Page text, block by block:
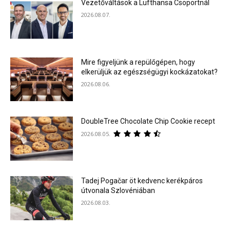
Vezetőváltások a Lufthansa Csoportnál
2026.08.07.
Mire figyeljünk a repülőgépen, hogy
elkerüljük az egészségügyi kockázatokat?
2026.08.06.
DoubleTree Chocolate Chip Cookie recept
2026.08.05.
Tadej Pogačar öt kedvenc kerékpáros
útvonala Szlovéniában
2026.08.03.